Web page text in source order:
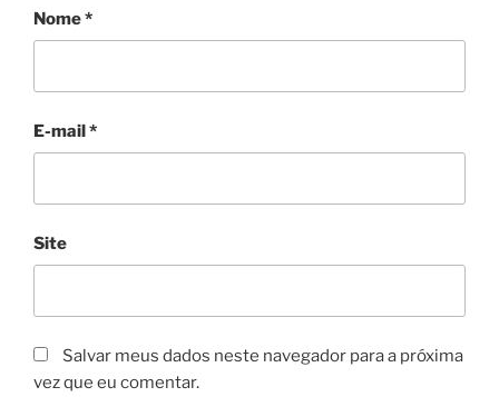
Nome*
E-mail*
Site
Salvar meus dados neste navegador para a próxima
vez que eu comentar.